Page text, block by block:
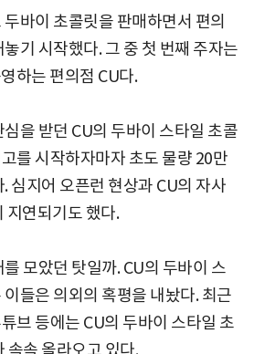
바이 초콜릿을 판매하면서 편의
기 시작했다. 그 중 첫 번째 주자는
하는 편의점 CU다.
을 받던 CU의 두바이 스타일 초콜
를 시작하자마자 초도 물량 20만
심지어 오픈런 현상과 CU의 자사
지연되기도 했다.
모았던 탓일까. CU의 두바이 스
들은 의외의 혹평을 내놨다. 최근
브 등에는 CU의 두바이 스타일 초